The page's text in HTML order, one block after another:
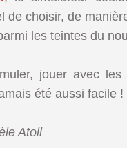
de choisir, de
les teintes du
jouer avec
été aussi facile !
Atoll